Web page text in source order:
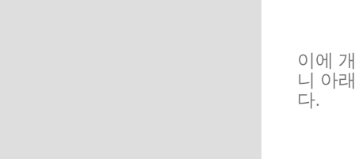
이에
니 아
다.